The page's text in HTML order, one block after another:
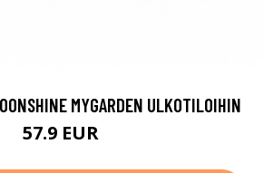
MYGARDEN ULKOTILOIHIN
57.9 EUR